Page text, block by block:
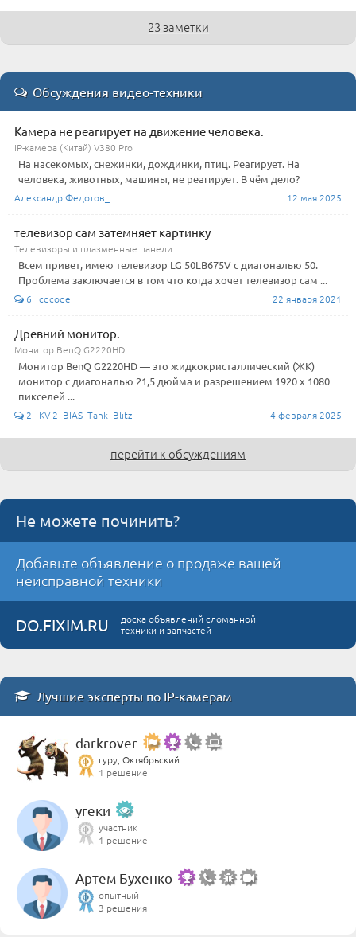
23 заметки
Обсуждения видео-техники
Камера не реагирует на движение человека.
IP-камера (Китай) V380 Pro
На насекомых, снежинки, дождинки, птиц. Реагирует. На
человека, животных, машины, не реагирует. В чём дело?
Александр Федотов_ 12 мая 2025
телевизор сам затемняет картинку
Телевизоры и плазменные панели
Всем привет, имею телевизор LG 50LB675V с диагональю 50.
Проблема заключается в том что когда хочет телевизор сам ...
6 cdcode 22 января 2021
Древний монитор.
Монитор BenQ G2220HD
Монитор BenQ G2220HD — это жидкокристаллический (ЖК)
монитор с диагональю 21,5 дюйма и разрешением 1920 x 1080
пикселей ...
2 KV-2_BIAS_Tank_Blitz 4 февраля 2025
перейти к обсуждениям
Не можете починить?
Добавьте объявление о продаже вашей
неисправной техники
DO.FIXIM.RU
доска объявлений сломанной
техники и запчастей
Лучшие эксперты по IP-камерам
darkrover
гуру, Октябрьский
1 решение
угеки
участник
1 решение
Артем Бухенко
опытный
3 решения